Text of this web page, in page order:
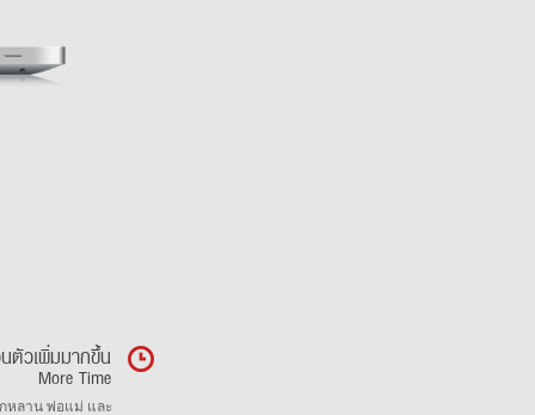
ตัวเพิ่มมากขึ้น
More Time
หลาน พ่อแม่ และ